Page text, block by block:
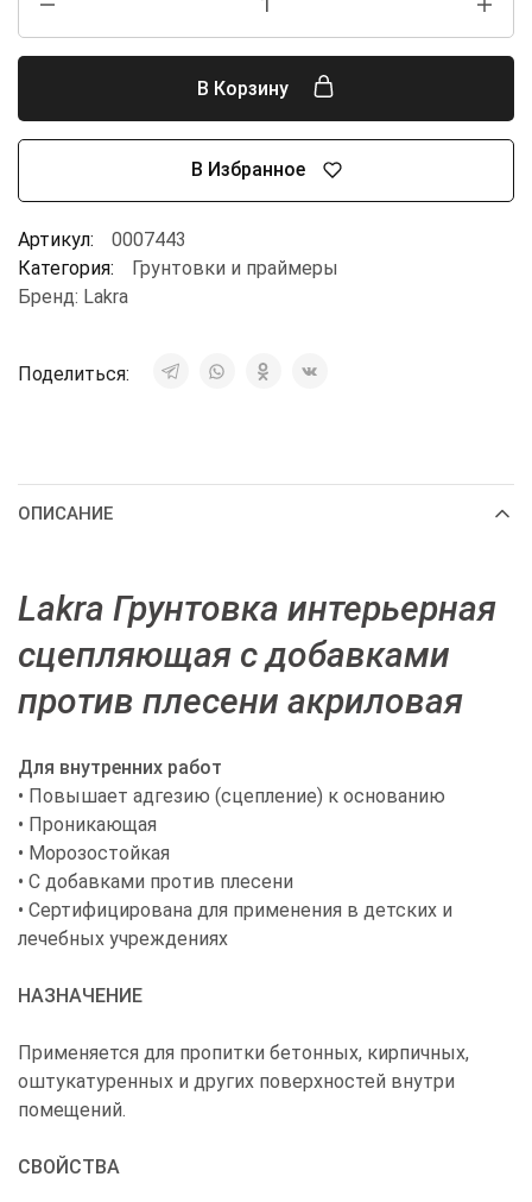
В Корзину
В Избранное
Артикул:
0007443
Категория:
Грунтовки и праймеры
Бренд: Lakra
Поделиться:
ОПИСАНИЕ
Lakra Грунтовка интерьерная
сцепляющая с добавками
против плесени акриловая
Для внутренних работ
• Повышает адгезию (сцепление) к основанию
• Проникающая
• Морозостойкая
• С добавками против плесени
• Сертифицирована для применения в детских и
лечебных учреждениях
НАЗНАЧЕНИЕ
Применяется для пропитки бетонных, кирпичных,
оштукатуренных и других поверхностей внутри
помещений.
СВОЙСТВА